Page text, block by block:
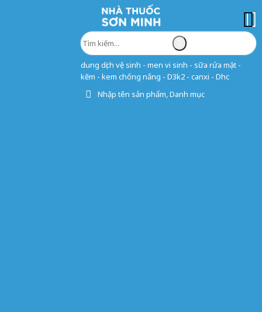
dung dịch vệ sinh - men vi sinh - sữa rửa mặt -
kẽm - kem chống nắng - D3k2 - canxi - Dhc
Nhập tên sản phẩm, Danh mục